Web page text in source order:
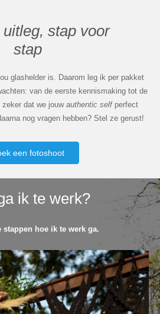
stap voor
stap
glashelder is. Daarom leg ik per pakket
van de eerste kennismaking tot de
zeker dat we jouw authentic self perfect
nog vragen hebben? Stel ze gerust!
een fotoshoot
ik te werk?
stappen hoe ik te werk ga.